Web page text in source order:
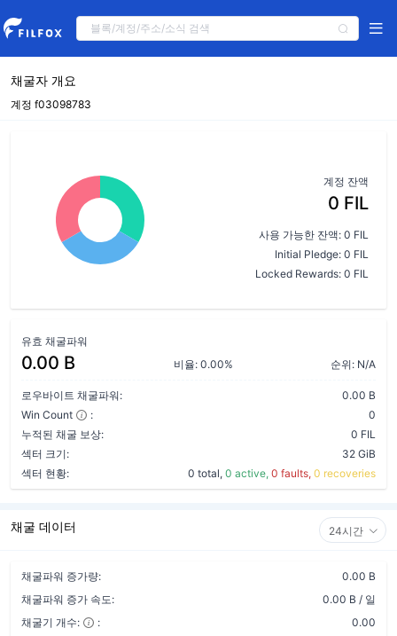
채굴자 개요
계정 f03098783
계정 잔액
0 FIL
사용 가능한 잔액: 0 FIL
Initial Pledge: 0 FIL
Locked Rewards: 0 FIL
유효 채굴파워
0.00 B 비율: 0.00% 순위: N/A
로우바이트 채굴파워:
0.00 B
Win Count
:
0
누적된 채굴 보상:
0 FIL
섹터 크기:
32 GiB
섹터 현황:
0 total, 0 active, 0 faults, 0 recoveries
채굴 데이터 24시간
채굴파워 증가량:
0.00 B
채굴파워 증가 속도:
0.00 B / 일
채굴기 개수:
:
0.00